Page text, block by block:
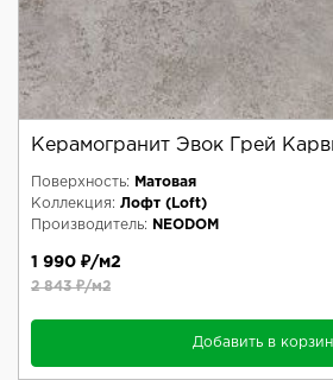
Керамогранит Эвок Грей
Поверхность:
Матовая
Коллекция: Лофт (Loft)
Производитель:
NEODOM
1 990 ₽/м2
2 843 ₽/м2
Добавить в